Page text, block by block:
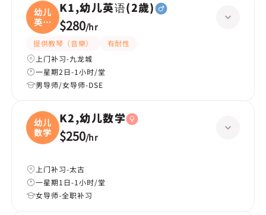
幼儿
英语
(
K1,幼儿英语(2歲)
$280/hr
提供教琴（音樂）
有耐性
上门补习-九龙城
一星期2日-1小时/堂
男导师/女导师-DSE
幼儿
数学
K2,幼儿数学
$250/hr
上门补习-太古
一星期1日-1小时/堂
女导师-全职补习